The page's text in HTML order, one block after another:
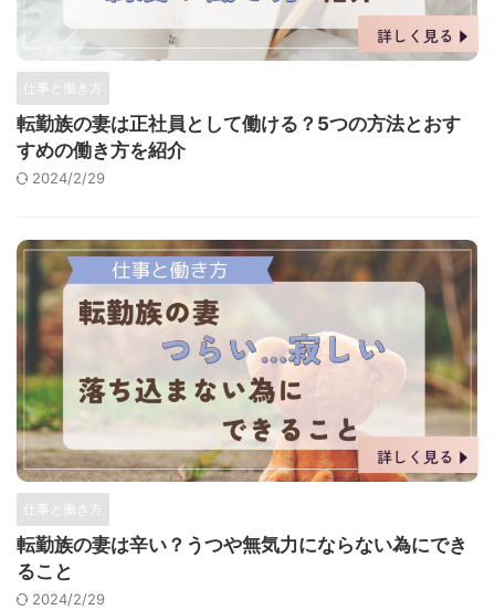
仕事と働き方
転勤族の妻は正社員として働ける？5つの方法とおす
すめの働き方を紹介
2024/2/29
仕事と働き方
転勤族の妻は辛い？うつや無気力にならない為にでき
ること
2024/2/29